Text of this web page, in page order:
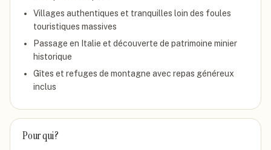
Villages authentiques et tranquilles loin des foules
touristiques massives
Passage en Italie et découverte de patrimoine minier
historique
Gîtes et refuges de montagne avec repas généreux
inclus
Pour qui ?